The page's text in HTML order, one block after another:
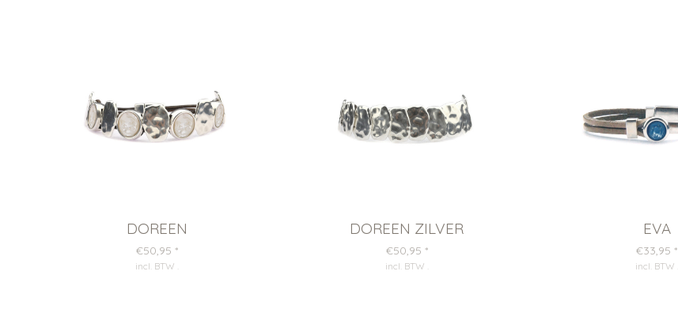
DOREEN
€50,95 *
incl. BTW
DOREEN ZILVER
€50,95 *
incl. BTW
EVA
€33,95 *
incl. BTW